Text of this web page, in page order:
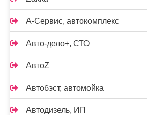
А-Сервис, автокомплекс
Авто-дело+, СТО
АвтоZ
Автобэст, автомойка
Автодизель, ИП